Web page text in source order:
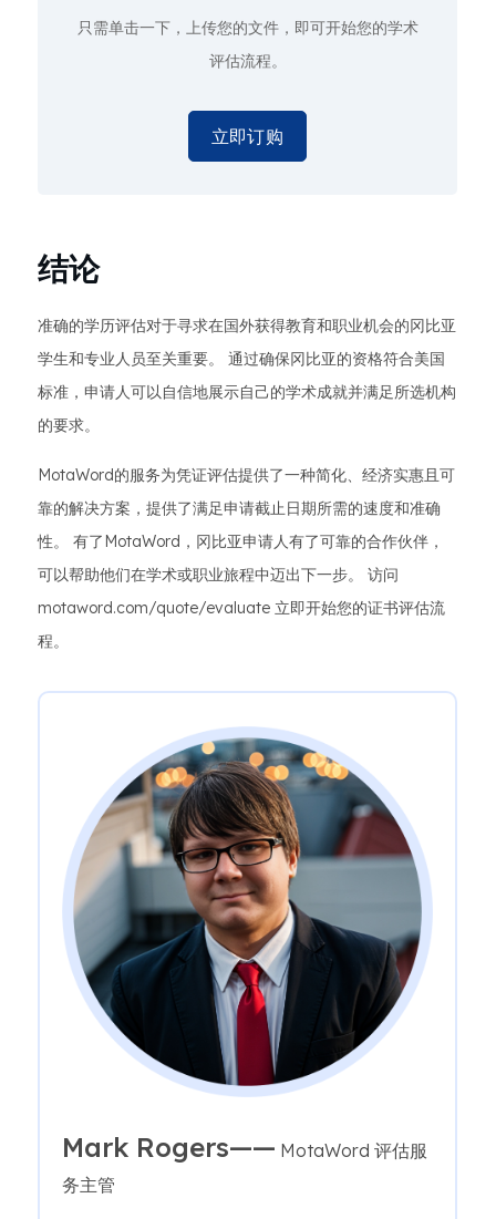
只需单击一下，上传您的文件，即可开始您的学术
评估流程。
立即订购
结论
准确的学历评估对于寻求在国外获得教育和职业机会的冈比亚
学生和专业人员至关重要。 通过确保冈比亚的资格符合美国
标准，申请人可以自信地展示自己的学术成就并满足所选机构
的要求。
MotaWord的服务为凭证评估提供了一种简化、经济实惠且可
靠的解决方案，提供了满足申请截止日期所需的速度和准确
性。 有了MotaWord，冈比亚申请人有了可靠的合作伙伴，
可以帮助他们在学术或职业旅程中迈出下一步。 访问
motaword.com/quote/evaluate 立即开始您的证书评估流
程。
Mark Rogers—— MotaWord 评估服
务主管